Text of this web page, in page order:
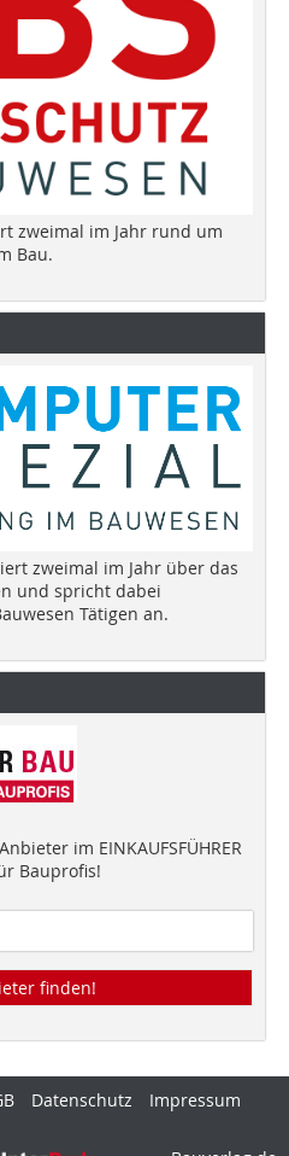
zweimal im Jahr rund um
Bau.
zweimal im Jahr über das
und spricht dabei
Tätigen an.
im EINKAUFSFÜHRER
Bauprofis!
finden!
Datenschutz
Impressum